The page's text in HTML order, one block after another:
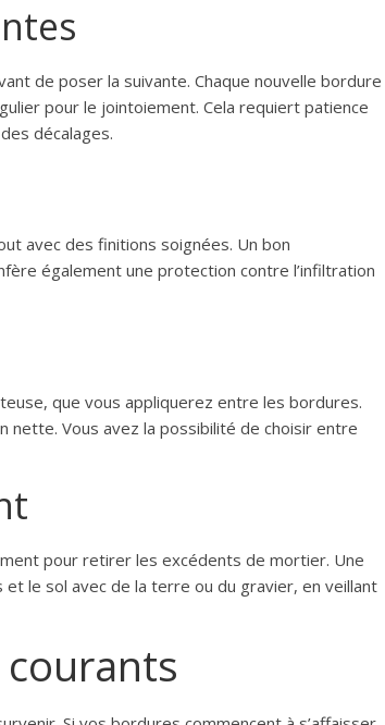
de poser la suivante. Chaque nouvelle bordure
pour le jointoiement. Cela requiert patience
décalages.
avec des finitions soignées. Un bon
également une protection contre l’infiltration
que vous appliquerez entre les bordures.
nette. Vous avez la possibilité de choisir entre
pour retirer les excédents de mortier. Une
le sol avec de la terre ou du gravier, en veillant